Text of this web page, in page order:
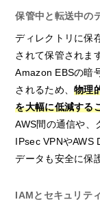
保管中と転送中の
ディレクトリに保
されて保管されま
Amazon EBSの暗
されるため、物理
を大幅に低減する
AWS間の通信や、
IPsec VPNやAWS
データも安全に保
IAMとセキュリテ